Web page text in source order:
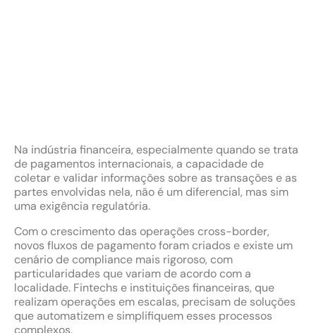
Na indústria financeira, especialmente quando se trata
de pagamentos internacionais, a capacidade de
coletar e validar informações sobre as transações e as
partes envolvidas nela, não é um diferencial, mas sim
uma exigência regulatória.
Com o crescimento das operações cross-border,
novos fluxos de pagamento foram criados e existe um
cenário de compliance mais rigoroso, com
particularidades que variam de acordo com a
localidade. Fintechs e instituições financeiras, que
realizam operações em escalas, precisam de soluções
que automatizem e simplifiquem esses processos
complexos.